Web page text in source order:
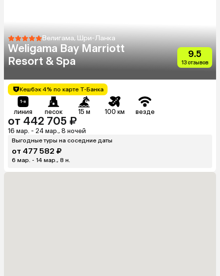
Велигама, Шри-Ланка
Weligama Bay Marriott
Resort & Spa
9.5
13 отзывов
Кешбэк 4% по карте Т-Банка
линия песок 15 м 100 км везде
от 442 705 ₽
16 мар. - 24 мар., 8 ночей
Выгодные туры на соседние даты
от 477 582 ₽
6 мар. - 14 мар., 8 н.